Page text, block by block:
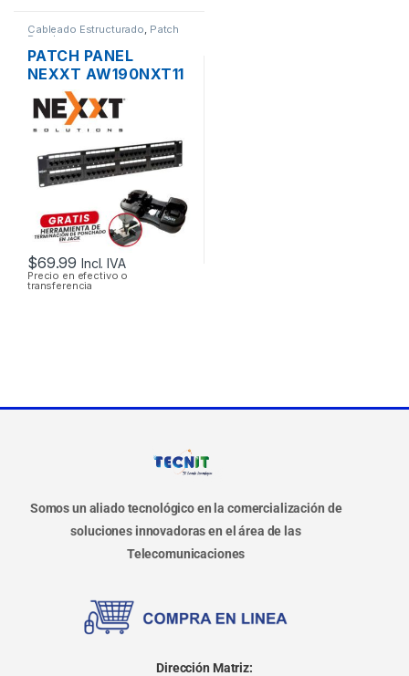
Cableado Estructurado, Patch
Panel
PATCH PANEL
NEXXT AW190NXT11
CAT5E DE 48
PUERTOS PARA
RACK DE 19″
$69.99 Incl. IVA
Precio en efectivo o
transferencia
Somos un aliado tecnológico en la comercialización de
soluciones innovadoras en el área de las
Telecomunicaciones
Dirección Matriz: